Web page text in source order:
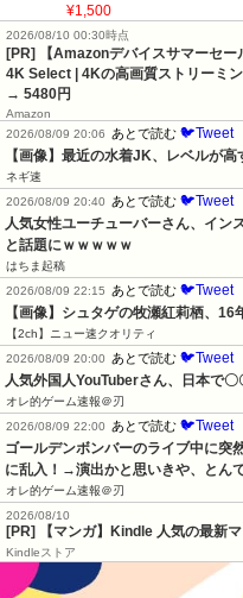
¥1,500
2026/08/10 00:30時点
[PR] 【Amazonデバイスサマーセ
4K Select | 4Kの高画質ストリーミ
→ 5480円
Amazon
2026/08/09 20:06
あとで読む 🐦Tweet
【画像】最近の水着JK、レベルが
ネギ速
2026/08/09 20:40
あとで読む 🐦Tweet
人気女性ユーチューバーさん、イン
と話題にｗｗｗｗｗ
はちま起稿
2026/08/09 22:15
あとで読む 🐦Tweet
【画像】シュタゲの牧瀬紅莉栖、
【2ch】ニュー速クオリティ
2026/08/09 20:00
あとで読む 🐦Tweet
人気外国人YouTuberさん、日本で
オレ的ゲーム速報＠刃
2026/08/09 22:00
あとで読む 🐦Tweet
ゴールデンボンバーのライブ中に突
に乱入！→演出かと思いきや、とん
オレ的ゲーム速報＠刃
2026/08/10
[PR] 【マンガ】Kindle 人気の最新
Kindleストア